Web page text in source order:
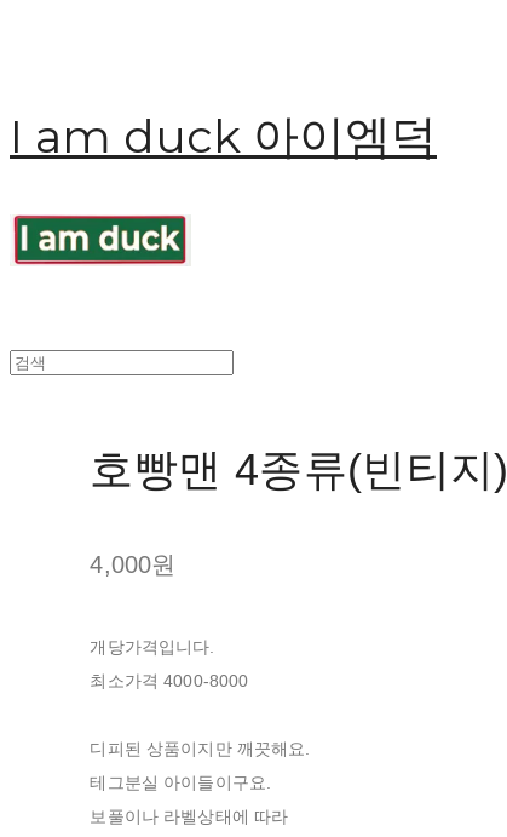
I am duck 아이엠덕
호빵맨 4종류(빈티지)
4,000원
개당가격입니다.
최소가격 4000-8000
디피된 상품이지만 깨끗해요.
테그분실 아이들이구요.
보풀이나 라벨상태에 따라